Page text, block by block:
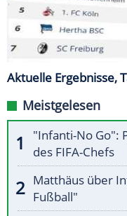
Aktuelle Ergebnisse,
Meistgelesen
"Infanti-No Go":
des FIFA-Chefs
Matthäus über
Fußball"